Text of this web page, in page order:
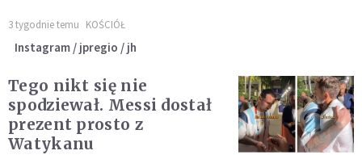
3 tygodnie temu KOŚCIÓŁ
Instagram / jpregio / jh
Tego nikt się nie
spodziewał. Messi dostał
prezent prosto z
Watykanu